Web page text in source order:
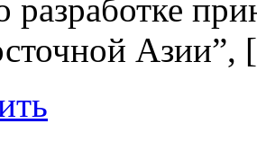
разработке